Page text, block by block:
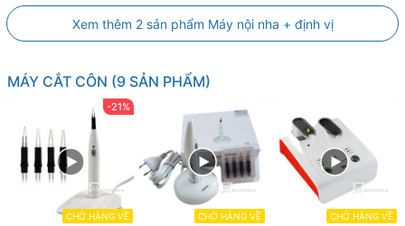
Xem thêm 2 sản phẩm Máy nội nha + định vị
MÁY CẮT CÔN (9 SẢN PHẨM)
-21%
CHỜ HÀNG VỀ CHỜ HÀNG VỀ CHỜ HÀNG VỀ